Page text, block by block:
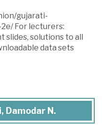
gujarati-
For lecturers:
slides, solutions to all
data sets
Damodar N.